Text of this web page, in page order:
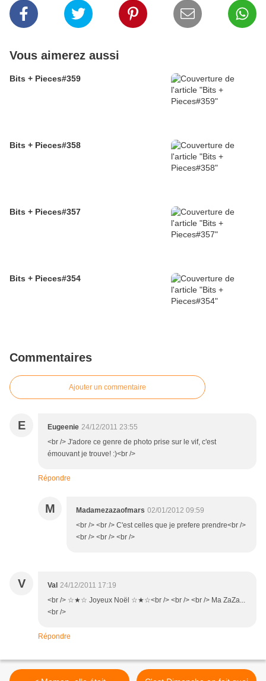
Vous aimerez aussi
Bits + Pieces#359
Bits + Pieces#358
Bits + Pieces#357
Bits + Pieces#354
Commentaires
Ajouter un commentaire
E Eugeenie 24/12/2011 23:55
<br /> J'adore ce genre de photo prise sur le vif, c'est
émouvant je trouve! :)<br />
Répondre
M Madamezazaofmars 02/01/2012 09:59
<br /> <br /> C'est celles que je prefere prendre<br />
<br /> <br /> <br />
V Val 24/12/2011 17:19
<br /> ☆★☆ Joyeux Noël ☆★☆<br /> <br /> <br /> Ma ZaZa...
<br />
Répondre